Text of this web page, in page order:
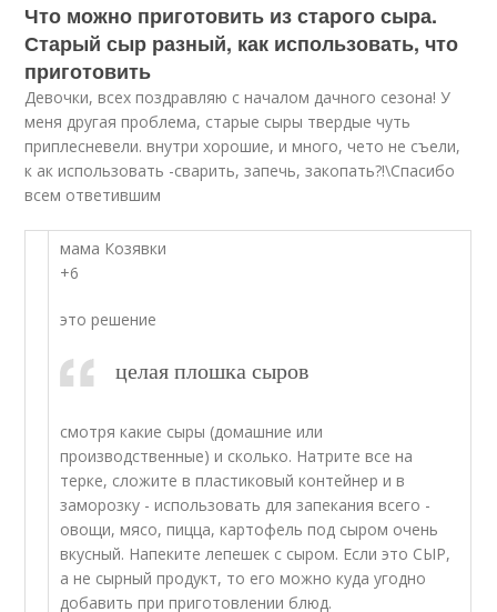
Что можно приготовить из старого сыра.
Старый сыр разный, как использовать, что
приготовить
Девочки, всех поздравляю с началом дачного сезона! У
меня другая проблема, старые сыры твердые чуть
приплесневели. внутри хорошие, и много, чето не съели,
к ак использовать -сварить, запечь, закопать?!\Спасибо
всем ответившим
мама Козявки
+6
это решение
целая плошка сыров
смотря какие сыры (домашние или
производственные) и сколько. Натрите все на
терке, сложите в пластиковый контейнер и в
заморозку - использовать для запекания всего -
овощи, мясо, пицца, картофель под сыром очень
вкусный. Напеките лепешек с сыром. Если это СЫР,
а не сырный продукт, то его можно куда угодно
добавить при приготовлении блюд.